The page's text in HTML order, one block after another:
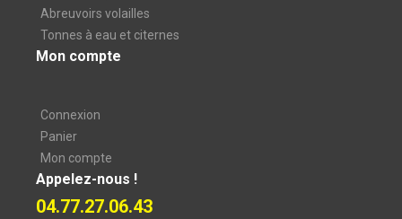
Abreuvoirs volailles
Tonnes à eau et citernes
Mon compte
Connexion
Panier
Mon compte
Appelez-nous !
04.77.27.06.43